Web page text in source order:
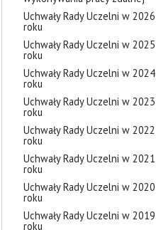
Uchwały Rady Uczelni w 2026
roku
Uchwały Rady Uczelni w 2025
roku
Uchwały Rady Uczelni w 2024
roku
Uchwały Rady Uczelni w 2023
roku
Uchwały Rady Uczelni w 2022
roku
Uchwały Rady Uczelni w 2021
roku
Uchwały Rady Uczelni w 2020
roku
Uchwały Rady Uczelni w 2019
roku